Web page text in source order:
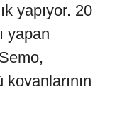
yapıyor. 20
yapan